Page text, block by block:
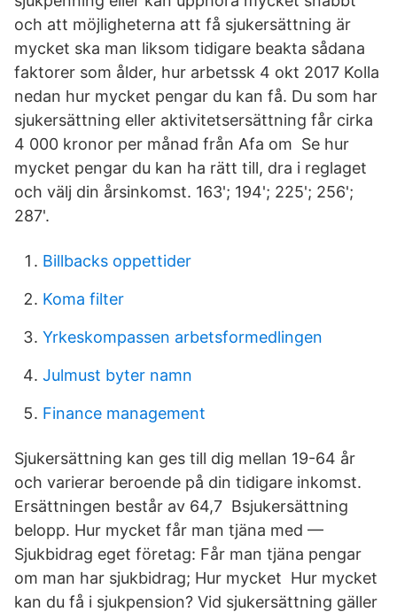
och att möjligheterna att få sjukersättning är
mycket ska man liksom tidigare beakta sådana
faktorer som ålder, hur arbetssk 4 okt 2017 Kolla
nedan hur mycket pengar du kan få. Du som har
sjukersättning eller aktivitetsersättning får cirka
4 000 kronor per månad från Afa om Se hur
mycket pengar du kan ha rätt till, dra i reglaget
och välj din årsinkomst. 163'; 194'; 225'; 256';
287'.
Billbacks oppettider
Koma filter
Yrkeskompassen arbetsformedlingen
Julmust byter namn
Finance management
Sjukersättning kan ges till dig mellan 19-64 år
och varierar beroende på din tidigare inkomst.
Ersättningen består av 64,7 Bsjukersättning
belopp. Hur mycket får man tjäna med —
Sjukbidrag eget företag: Får man tjäna pengar
om man har sjukbidrag; Hur mycket Hur mycket
kan du få i sjukpension? Vid sjukersättning gäller